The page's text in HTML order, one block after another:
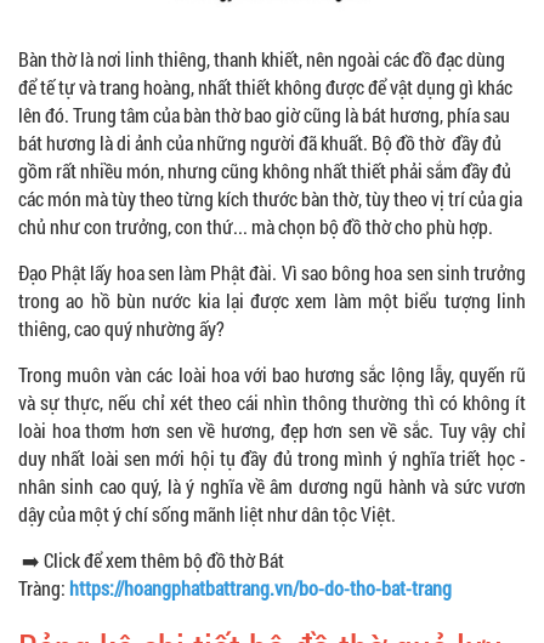
Bàn thờ là nơi linh thiêng, thanh khiết, nên ngoài các đồ đạc dùng
để tế tự và trang hoàng, nhất thiết không được để vật dụng gì khác
lên đó. Trung tâm của bàn thờ bao giờ cũng là bát hương, phía sau
bát hương là di ảnh của những người đã khuất. Bộ đồ thờ đầy đủ
gồm rất nhiều món, nhưng cũng không nhất thiết phải sắm đầy đủ
các món mà tùy theo từng kích thước bàn thờ, tùy theo vị trí của gia
chủ như con trưởng, con thứ... mà chọn bộ đồ thờ cho phù hợp.
Đạo Phật lấy hoa sen làm Phật đài. Vì sao bông hoa sen sinh trưởng
trong ao hồ bùn nước kia lại được xem làm một biểu tượng linh
thiêng, cao quý nhường ấy?
Trong muôn vàn các loài hoa với bao hương sắc lộng lẫy, quyến rũ
và sự thực, nếu chỉ xét theo cái nhìn thông thường thì có không ít
loài hoa thơm hơn sen về hương, đẹp hơn sen về sắc. Tuy vậy chỉ
duy nhất loài sen mới hội tụ đầy đủ trong mình ý nghĩa triết học -
nhân sinh cao quý, là ý nghĩa về âm dương ngũ hành và sức vươn
dậy của một ý chí sống mãnh liệt như dân tộc Việt.
➡️ Click để xem thêm bộ đồ thờ Bát
Tràng: https://hoangphatbattrang.vn/bo-do-tho-bat-trang